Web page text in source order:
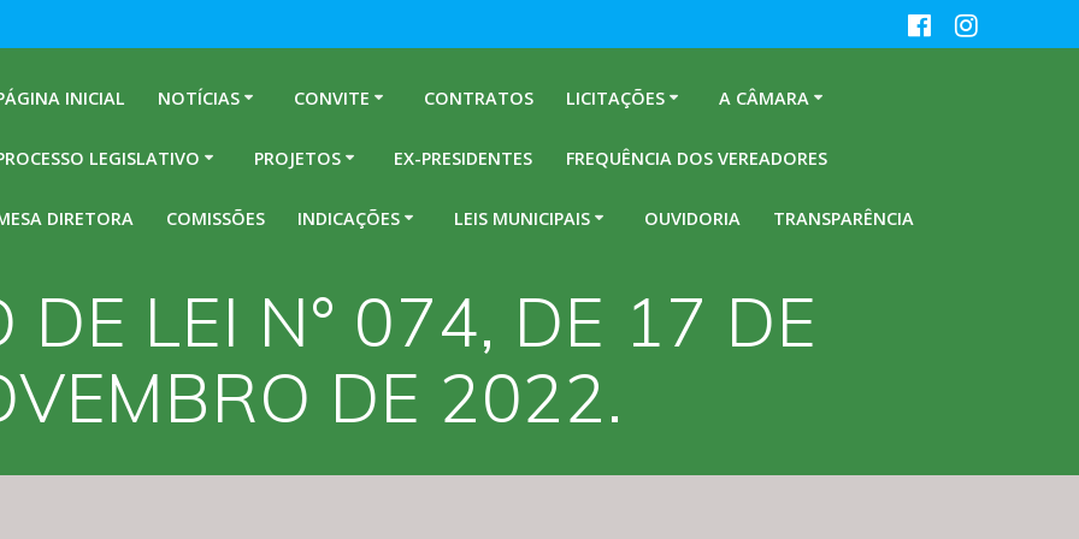
INICIAL NOTÍCIAS CONVITE CONTRATOS LICITAÇÕES A CÂMARA
LEGISLATIVO PROJETOS EX-PRESIDENTES FREQUÊNCIA DOS VEREADORES
DIRETORA COMISSÕES INDICAÇÕES LEIS MUNICIPAIS OUVIDORIA TRANSPARÊNCIA
DE LEI N° 074, DE 17 DE
DE 2022.